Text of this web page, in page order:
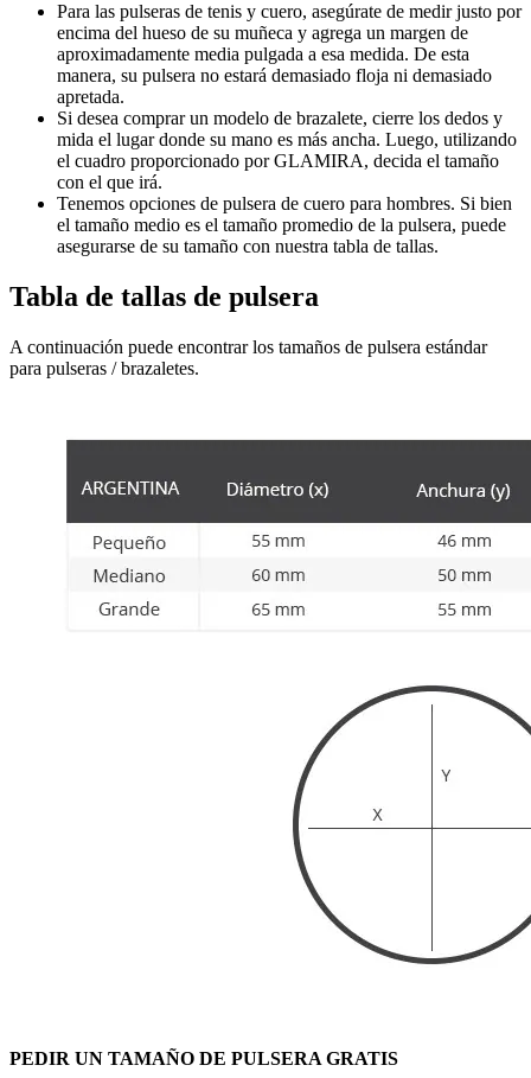
Para las pulseras de tenis y cuero, asegúrate de medir justo por
encima del hueso de su muñeca y agrega un margen de
aproximadamente media pulgada a esa medida. De esta
manera, su pulsera no estará demasiado floja ni demasiado
apretada.
Si desea comprar un modelo de brazalete, cierre los dedos y
mida el lugar donde su mano es más ancha. Luego, utilizando
el cuadro proporcionado por GLAMIRA, decida el tamaño
con el que irá.
Tenemos opciones de pulsera de cuero para hombres. Si bien
el tamaño medio es el tamaño promedio de la pulsera, puede
asegurarse de su tamaño con nuestra tabla de tallas.
Tabla de tallas de pulsera
A continuación puede encontrar los tamaños de pulsera estándar
para pulseras / brazaletes.
PEDIR UN TAMAÑO DE PULSERA GRATIS